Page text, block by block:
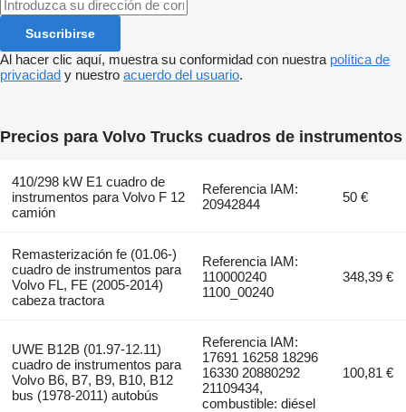
Suscribirse
Al hacer clic aquí, muestra su conformidad con nuestra política de
privacidad y nuestro acuerdo del usuario.
Precios para Volvo Trucks cuadros de instrumentos
410/298 kW E1 cuadro de
instrumentos para Volvo F 12
camión
Referencia IAM:
20942844
50 €
Remasterización fe (01.06-)
cuadro de instrumentos para
Volvo FL, FE (2005-2014)
cabeza tractora
Referencia IAM:
110000240
1100_00240
348,39 €
UWE B12B (01.97-12.11)
cuadro de instrumentos para
Volvo B6, B7, B9, B10, B12
bus (1978-2011) autobús
Referencia IAM:
17691 16258 18296
16330 20880292
21109434,
combustible: diésel
100,81 €